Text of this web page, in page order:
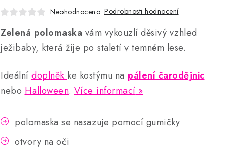
Neohodnoceno Podrobnosti hodnocení
Zelená polomaska vám vykouzlí děsivý vzhled
ježibaby, která žije po staletí v temném lese.
Ideální doplněk ke kostýmu na pálení čarodějnic
nebo Halloween. Více informací
polomaska se nasazuje pomocí gumičky
otvory na oči